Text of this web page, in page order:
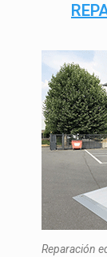
Reparación